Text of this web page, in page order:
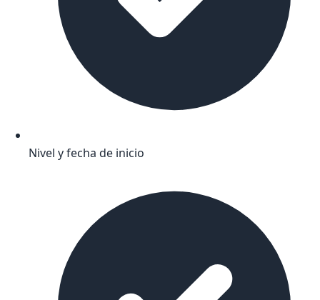
Nivel y fecha de inicio